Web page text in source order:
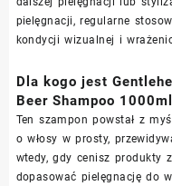
pielęgnacji, regularne
kondycji wizualnej i
Dla kogo jest
Beer Shampoo
Ten szampon powstał z
o włosy w prosty,
wtedy, gdy cenisz produkty
dopasować pielęgnację do